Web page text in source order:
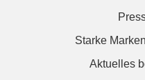
Starke
Aktuelles